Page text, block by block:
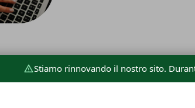
Stiamo rinnovando il nostro sito.